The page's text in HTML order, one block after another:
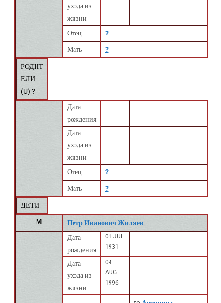
ухода из
жизни
Отец
?
Мать ?
РОДИТ
ЕЛИ
(U) ?
Дата
рождения
Дата
ухода из
жизни
Отец
?
Мать ?
ДЕТИ
M
Петр Иванович Жиляев
Дата
рождения
01 JUL
1931
Дата
ухода из
жизни
04
AUG
1996